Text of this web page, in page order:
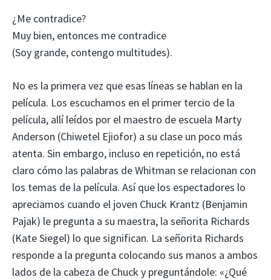
¿Me contradice?
Muy bien, entonces me contradice
(Soy grande, contengo multitudes).
No es la primera vez que esas líneas se hablan en la
película. Los escuchamos en el primer tercio de la
película, allí leídos por el maestro de escuela Marty
Anderson (Chiwetel Ejiofor) a su clase un poco más
atenta. Sin embargo, incluso en repetición, no está
claro cómo las palabras de Whitman se relacionan con
los temas de la película. Así que los espectadores lo
apreciamos cuando el joven Chuck Krantz (Benjamin
Pajak) le pregunta a su maestra, la señorita Richards
(Kate Siegel) lo que significan. La señorita Richards
responde a la pregunta colocando sus manos a ambos
lados de la cabeza de Chuck y preguntándole: «¿Qué